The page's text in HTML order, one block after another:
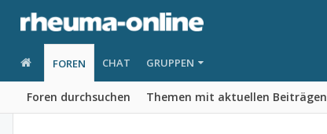
FOREN
Foren durchsuchen Themen mit aktuellen Beiträgen
CHAT GRUPPEN